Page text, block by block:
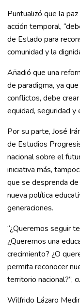
Puntualizó que la
acción temporal,
de Estado para
comunidad y la
Añadió que una
de paradigma, ya
conflictos, debe
equidad, seguridad y
Por su parte, José
de Estudios
nacional sobre el
iniciativa más,
que se desprenda
nueva política
generaciones.
“¿Queremos seguir
¿Queremos una
crecimiento? ¿O
permita reconocer
territorio nacional?”,
Wilfrido Lázaro